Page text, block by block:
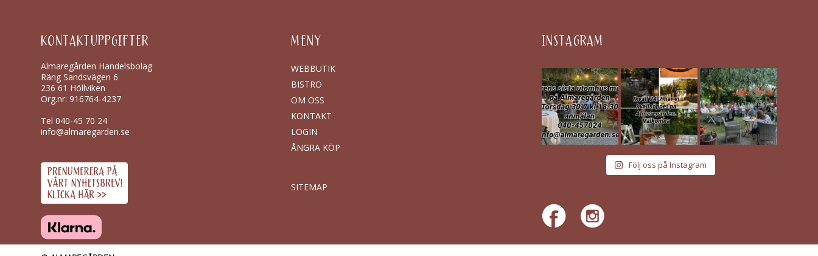
KONTAKTUPPGIFTER
Almaregården Handelsbolag
Räng Sandsvägen 6
236 61 Höllviken
Org.nr: 916764-4237
Tel040-45 70 24
info@almaregarden.se
MENY
WEBBUTIK
BISTRO
OM OSS
KONTAKT
LOGIN
ÅNGRA KÖP
SITEMAP
INSTAGRAM
Följ oss på Instagram